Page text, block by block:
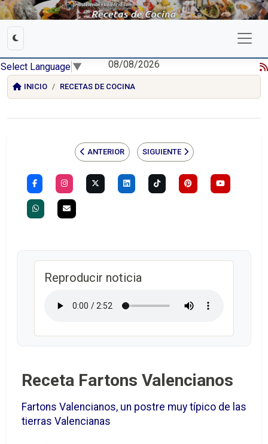
Select Language ▼ 08/08/2026
INICIO RECETAS DE COCINA
ANTERIOR SIGUIENTE
Reproducir noticia
Receta Fartons Valencianos
Fartons Valencianos, un postre muy típico de las
tierras Valencianas